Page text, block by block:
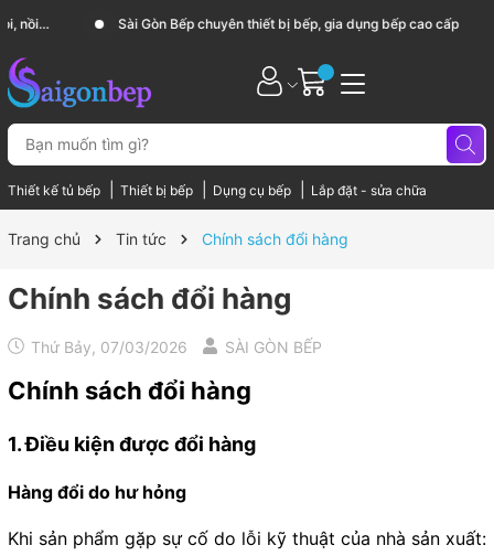
Sài Gòn Bếp chuyên thiết bị bếp, gia dụng bếp cao cấp
Thiết kế tủ bếp Thiết bị bếp Dụng cụ bếp Lắp đặt - sửa chữa
Trang chủ Tin tức Chính sách đổi hàng
Chính sách đổi hàng
Thứ Bảy, 07/03/2026 SÀI GÒN BẾP
Chính sách đổi hàng
1. Điều kiện được đổi hàng
Hàng đổi do hư hỏng
Khi sản phẩm gặp sự cố do lỗi kỹ thuật của nhà sản xuất: